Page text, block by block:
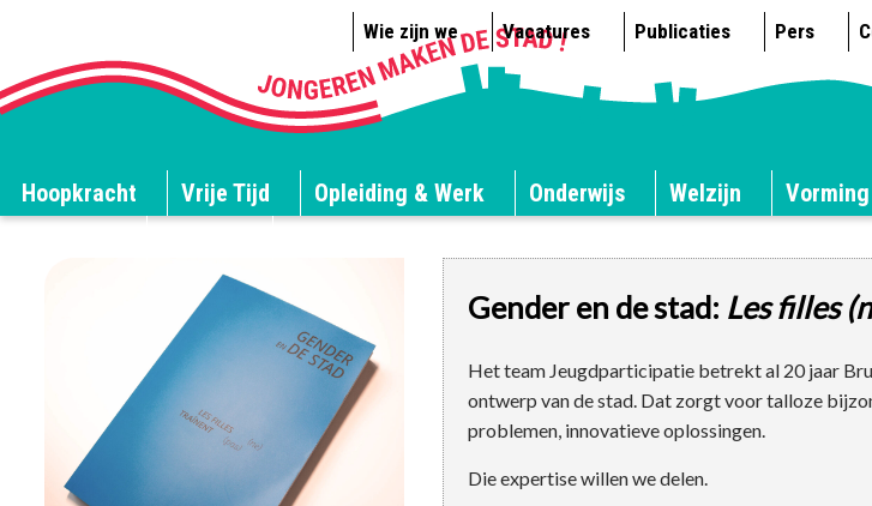
Wie zijn we Vacatures Publicaties Pers
Hoopkracht Vrije Tijd Opleiding & Werk Onderwijs Welzijn Vorming
Gender en de stad: Les filles
Het team Jeugdparticipatie betrekt al 20 jaar
ontwerp van de stad. Dat zorgt voor talloze
problemen, innovatieve oplossingen.
Die expertise willen we delen.